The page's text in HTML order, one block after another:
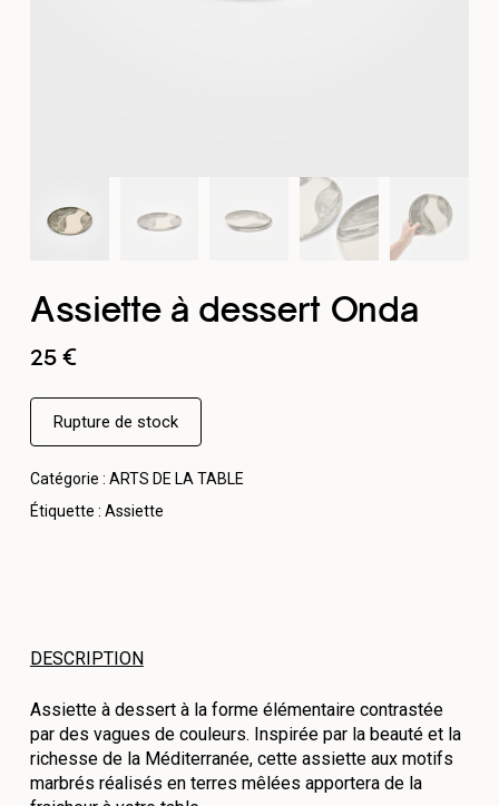
Assiette à dessert Onda
25€
Rupture de stock
Catégorie : ARTS DE LA TABLE
Étiquette : Assiette
DESCRIPTION
Assiette à dessert à la forme élémentaire contrastée
par des vagues de couleurs. Inspirée par la beauté et la
richesse de la Méditerranée, cette assiette aux motifs
marbrés réalisés en terres mêlées apportera de la